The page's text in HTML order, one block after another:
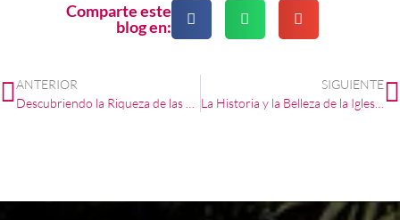
Comparte este
blog en:
ANTERIOR
SIGUIENTE
La Historia y la Belleza de la Iglesia San Francisco en Otavalo